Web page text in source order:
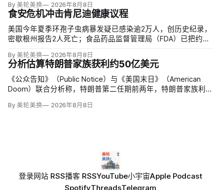
By 美轮美换 2026年8月8日
食安危机冲击肯尼迪健康议程
美国今年夏季环孢子虫病暴发疑已感染逾2万人，创历史纪录，
密歇根州报告2人死亡；食品药品监督管理局（FDA）已把约
来，但其余来源仍未查清。
By 美轮美换 2026年8月8日
分析估算特朗普家族获利约50亿美元
《公众告知》（Public Notice）与《美国末日》（American
Doom）联合分析称，特朗普第二任期前两年，特朗普家族利润
22.5亿美元、外国授权业务2025年收入6100万美元；
By 美轮美换 2026年8月8日
登录网站 RSS播客 RSSYouTube小宇宙Apple Podcast
SpotifyThreadsTelegram